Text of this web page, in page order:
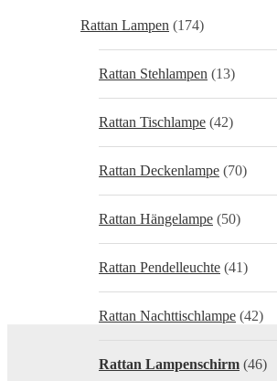
Rattan Lampen (174)
Rattan Stehlampen (13)
Rattan Tischlampe (42)
Rattan Deckenlampe (70)
Rattan Hängelampe (50)
Rattan Pendelleuchte (41)
Rattan Nachttischlampe (42)
Rattan Lampenschirm (46)